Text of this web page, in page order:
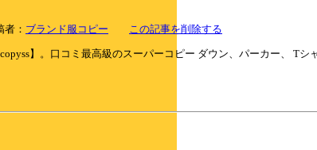
： ブランド服コピー この記事を削除する
】。口コミ最高級のスーパーコピー ダウン、パーカー、 T